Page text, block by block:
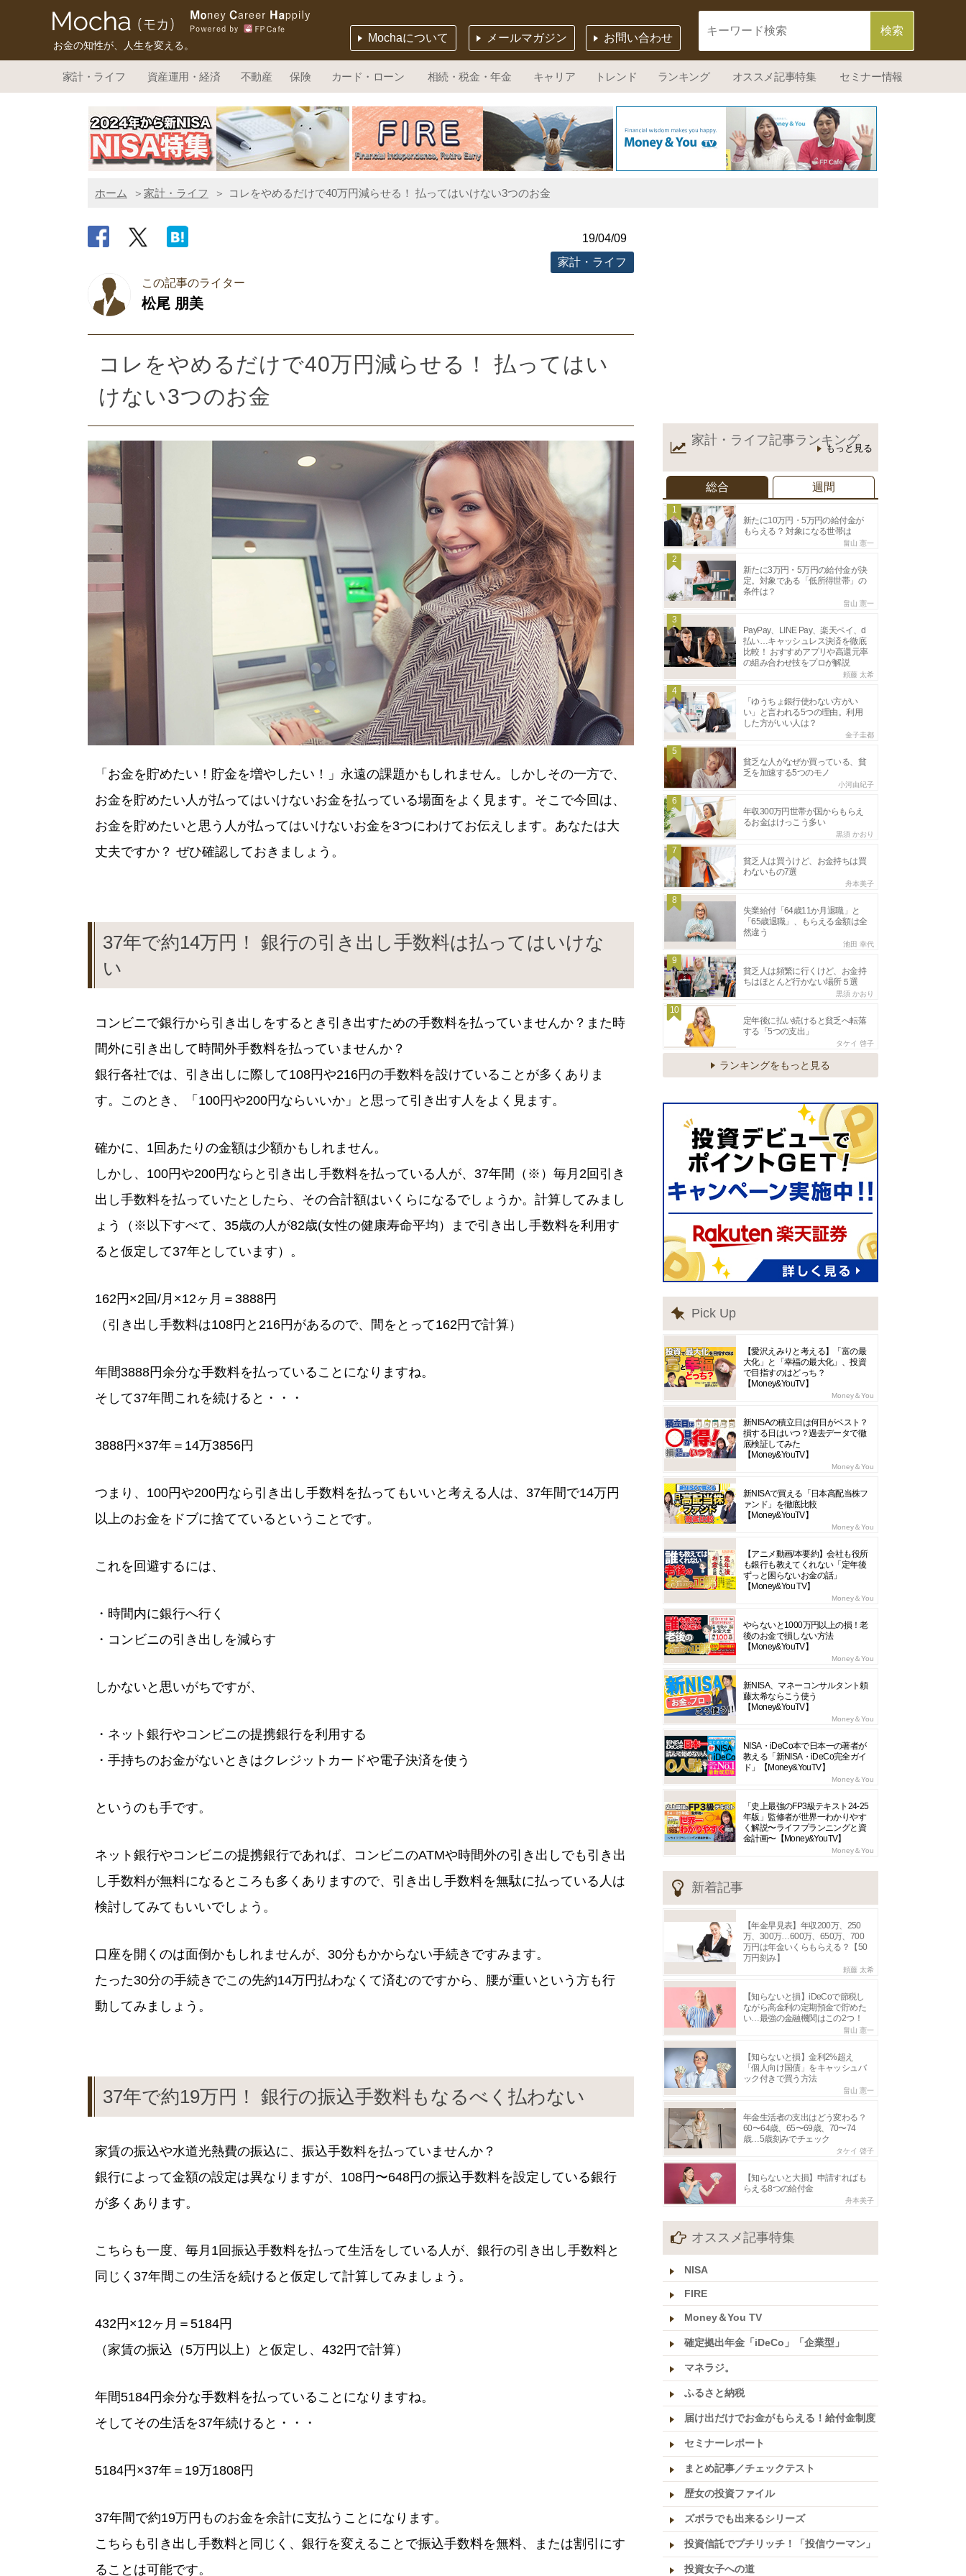
お金の知性が、人生を変える。
お問い合わせ
メールマガジン
Mochaについて
家計・ライフ 資産運用・経済 不動産 保険 カード・ローン 相続・税金・年金 キャリア トレンド ランキング オススメ記事特集 セミナー情報
ホーム 家計・ライフ コレをやめるだけで40万円減らせる！ 払ってはいけない3つのお金
19/04/09
家計・ライフ
この記事のライター
松尾 朋美
コレをやめるだけで40万円減らせる！ 払ってはい
けない3つのお金
「お金を貯めたい！貯金を増やしたい！」永遠の課題かもしれません。しかしその一方で、
お金を貯めたい人が払ってはいけないお金を払っている場面をよく見ます。そこで今回は、
お金を貯めたいと思う人が払ってはいけないお金を3つにわけてお伝えします。あなたは大
丈夫ですか？ ぜひ確認しておきましょう。
37年で約14万円！ 銀行の引き出し手数料は払ってはいけな
い
コンビニで銀行から引き出しをするとき引き出すための手数料を払っていませんか？また時
間外に引き出して時間外手数料を払っていませんか？
銀行各社では、引き出しに際して108円や216円の手数料を設けていることが多くありま
す。このとき、「100円や200円ならいいか」と思って引き出す人をよく見ます。
確かに、1回あたりの金額は少額かもしれません。
しかし、100円や200円ならと引き出し手数料を払っている人が、37年間（※）毎月2回引き
出し手数料を払っていたとしたら、その合計額はいくらになるでしょうか。計算してみまし
ょう（※以下すべて、35歳の人が82歳(女性の健康寿命平均）まで引き出し手数料を利用す
ると仮定して37年としています）。
162円×2回/月×12ヶ月＝3888円
（引き出し手数料は108円と216円があるので、間をとって162円で計算）
年間3888円余分な手数料を払っていることになりますね。
そして37年間これを続けると・・・
3888円×37年＝14万3856円
つまり、100円や200円なら引き出し手数料を払ってもいいと考える人は、37年間で14万円
以上のお金をドブに捨てているということです。
これを回避するには、
・時間内に銀行へ行く
・コンビニの引き出しを減らす
しかないと思いがちですが、
・ネット銀行やコンビニの提携銀行を利用する
・手持ちのお金がないときはクレジットカードや電子決済を使う
というのも手です。
ネット銀行やコンビニの提携銀行であれば、コンビニのATMや時間外の引き出しでも引き出
し手数料が無料になるところも多くありますので、引き出し手数料を無駄に払っている人は
検討してみてもいいでしょう。
口座を開くのは面倒かもしれませんが、30分もかからない手続きですみます。
たった30分の手続きでこの先約14万円払わなくて済むのですから、腰が重いという方も行
動してみましょう。
37年で約19万円！ 銀行の振込手数料もなるべく払わない
家賃の振込や水道光熱費の振込に、振込手数料を払っていませんか？
銀行によって金額の設定は異なりますが、108円〜648円の振込手数料を設定している銀行
が多くあります。
こちらも一度、毎月1回振込手数料を払って生活をしている人が、銀行の引き出し手数料と
同じく37年間この生活を続けると仮定して計算してみましょう。
432円×12ヶ月＝5184円
（家賃の振込（5万円以上）と仮定し、432円で計算）
年間5184円余分な手数料を払っていることになりますね。
そしてその生活を37年続けると・・・
5184円×37年＝19万1808円
37年間で約19万円ものお金を余計に支払うことになります。
こちらも引き出し手数料と同じく、銀行を変えることで振込手数料を無料、または割引にす
ることは可能です。
家計・ライフ記事ランキング
もっと見る
総合 週間
1
新たに10万円・5万円の給付金が
もらえる？ 対象になる世帯は
畠山 憲一
2
新たに3万円・5万円の給付金が決
定。対象である「低所得世帯」の
条件は？
畠山 憲一
3
PayPay、LINE Pay、楽天ペイ、d
払い…キャッシュレス決済を徹底
比較！ おすすめアプリや高還元率
の組み合わせ技をプロが解説
頼藤 太希
4
「ゆうちょ銀行使わない方がい
い」と言われる5つの理由。利用
した方がいい人は？
金子圭都
5
貧乏な人がなぜか買っている、貧
乏を加速する5つのモノ
小河由紀子
6
年収300万円世帯が国からもらえ
るお金はけっこう多い
黒須 かおり
7
貧乏人は買うけど、お金持ちは買
わないもの7選
舟本美子
8
失業給付「64歳11か月退職」と
「65歳退職」、もらえる金額は全
然違う
池田 幸代
9
貧乏人は頻繁に行くけど、お金持
ちはほとんど行かない場所５選
黒須 かおり
10
定年後に払い続けると貧乏へ転落
する「5つの支出」
タケイ 啓子
ランキングをもっと見る
Pick Up
【愛沢えみりと考える】「富の最
大化」と「幸福の最大化」、投資
で目指すのはどっち？
【Money&YouTV】
Money＆You
新NISAの積立日は何日がベスト？
損する日はいつ？過去データで徹
底検証してみた
【Money&YouTV】
Money＆You
新NISAで買える「日本高配当株フ
ァンド」を徹底比較
【Money&YouTV】
Money＆You
【アニメ動画/本要約】会社も役所
も銀行も教えてくれない「定年後
ずっと困らないお金の話」
【Money&You TV】
Money＆You
やらないと1000万円以上の損！老
後のお金で損しない方法
【Money&YouTV】
Money＆You
新NISA、マネーコンサルタント頼
藤太希ならこう使う
【Money&YouTV】
Money＆You
NISA・iDeCo本で日本一の著者が
教える「新NISA・iDeCo完全ガイ
ド」【Money&YouTV】
Money＆You
「史上最強のFP3級テキスト24-25
年版」監修者が世界一わかりやす
く解説〜ライフプランニングと資
金計画〜【Money&YouTV】
Money＆You
新着記事
【年金早見表】年収200万、250
万、300万…600万、650万、700
万円は年金いくらもらえる？【50
万円刻み】
頼藤 太希
【知らないと損】iDeCoで節税し
ながら高金利の定期預金で貯めた
い…最強の金融機関はこの2つ！
畠山 憲一
【知らないと損】金利2%超え
「個人向け国債」をキャッシュバ
ック付きで買う方法
畠山 憲一
年金生活者の支出はどう変わる？
60〜64歳、65〜69歳、70〜74
歳…5歳刻みでチェック
タケイ 啓子
【知らないと大損】申請すればも
らえる8つの給付金
舟本美子
オススメ記事特集
NISA
FIRE
Money＆You TV
確定拠出年金「iDeCo」「企業型」
マネラジ。
ふるさと納税
届け出だけでお金がもらえる！給付金制度
セミナーレポート
まとめ記事／チェックテスト
歴女の投資ファイル
ズボラでも出来るシリーズ
投資信託でプチリッチ！「投信ウーマン」
投資女子への道